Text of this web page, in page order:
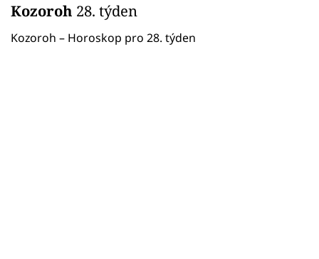
Seriály
Kozoroh 28. týden
Kozoroh – Horoskop pro 28. týden